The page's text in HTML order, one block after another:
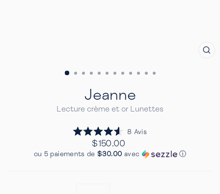
Jeanne
Lecture crème et or Lunettes
Noté
4.6
sur
8 Avis
faire
Prix
Regulier
$150.00
ou 5 paiements de$30.00 avec ⓘ